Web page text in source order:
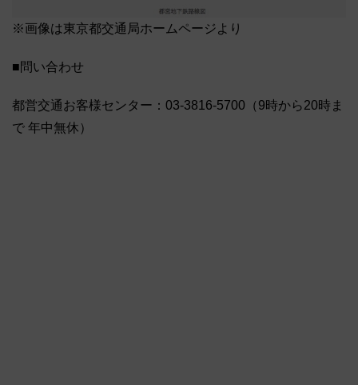
※画像は東京都交通局ホームページより
■問い合わせ
都営交通お客様センター：03-3816-5700（9時から20時ま
で 年中無休）